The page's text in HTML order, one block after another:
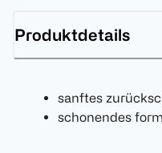
Produktdetails
sanftes
schonendes